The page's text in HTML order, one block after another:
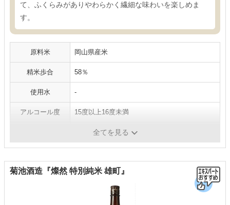
て、ふくらみがありやわらかく繊細な味わいを楽しめま
す。
原料米 岡山県産米
精米歩合 58％
使用水 -
アルコール度 15度以上16度未満
720ml、1800ml
全てを見る
菊池酒造『燦然 特別純米 雄町』